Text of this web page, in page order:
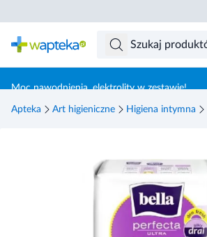
Moc nawodnienia, elektrolity w zestawie!
Apteka Art higieniczne Higiena intymna